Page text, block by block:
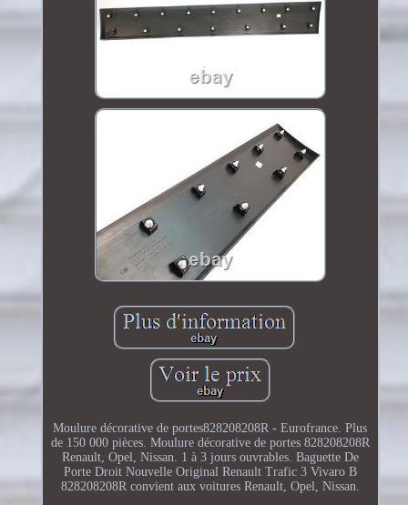
Moulure décorative de portes828208208R - Eurofrance. Plus
de 150 000 pièces. Moulure décorative de portes 828208208R
Renault, Opel, Nissan. 1 à 3 jours ouvrables. Baguette De
Porte Droit Nouvelle Original Renault Trafic 3 Vivaro B
828208208R convient aux voitures Renault, Opel, Nissan.